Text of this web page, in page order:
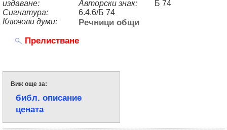
издаване:
Авторски знак:
Б 74
Сигнатура:
6.4.6/Б 74
Ключови думи:
Речници общи
Прелистване
Виж още за:
библ. описание
цената